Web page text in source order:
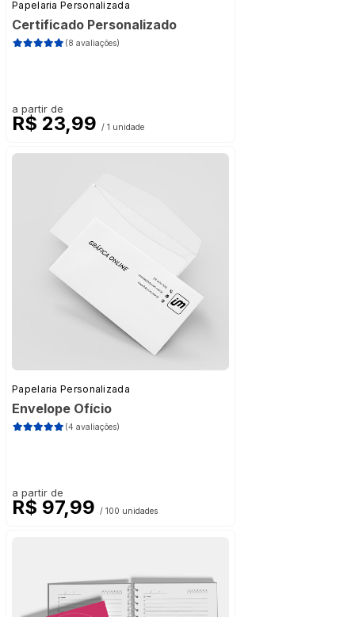
Papelaria Personalizada
Certificado Personalizado
(8 avaliações)
a partir de
R$ 23,99 / 1 unidade
Papelaria Personalizada
Envelope Ofício
(4 avaliações)
a partir de
R$ 97,99 / 100 unidades